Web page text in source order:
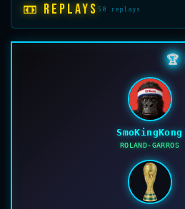
📼 REPLAYS 50 replays
🏆
SmoKingKong
ROLAND-GARROS